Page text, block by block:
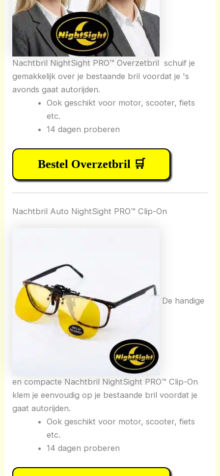
Nachtbril NightSight PRO™ Overzetbril schuif je
gemakkelijk over je bestaande bril voordat je 's
avonds gaat autorijden.
Ook geschikt voor motor, scooter, fiets
etc.
14 dagen proberen
Bestel Overzetbril 🛒
Nachtbril Auto NightSight PRO™ Clip-On
De handige
en compacte Nachtbril NightSight PRO™ Clip-On
klem je eenvoudig op je bestaande bril voordat je
gaat autorijden.
Ook geschikt voor motor, scooter, fiets
etc.
14 dagen proberen